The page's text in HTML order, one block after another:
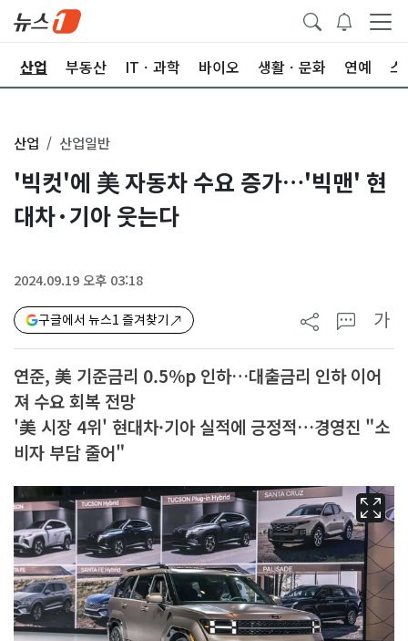
산업 부동산 ITㆍ과학 바이오 생활ㆍ문화 연예 스
산업 산업일반
'빅컷'에 美 자동차 수요 증가…'빅맨' 현
대차·기아 웃는다
2024.09.19 오후 03:18
구글에서 뉴스1 즐겨찾기 가
연준, 美 기준금리 0.5%p 인하…대출금리 인하 이어
져 수요 회복 전망
'美 시장 4위' 현대차·기아 실적에 긍정적…경영진 "소
비자 부담 줄어"